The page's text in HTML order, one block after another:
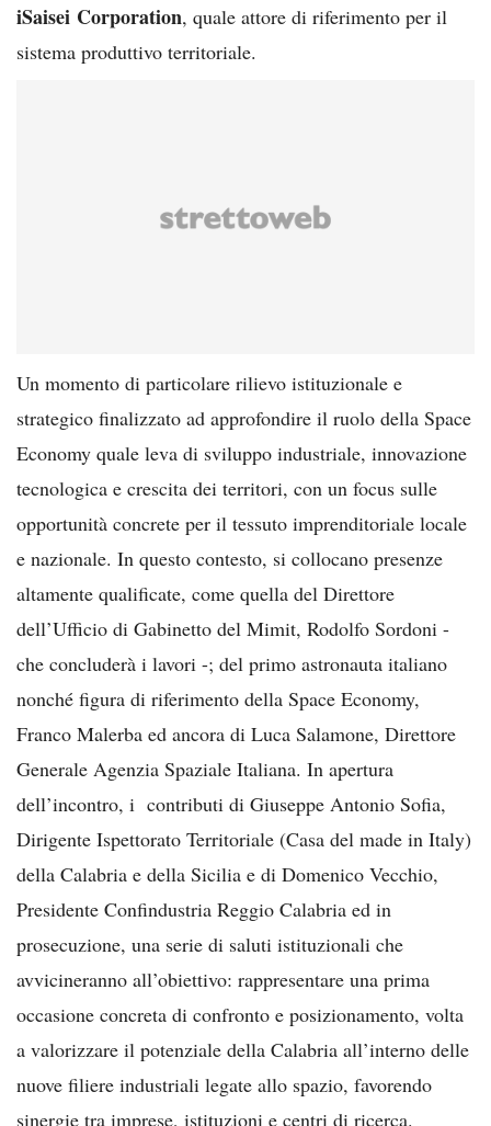
iSaisei Corporation, quale attore di riferimento per il
sistema produttivo territoriale.
Un momento di particolare rilievo istituzionale e
strategico finalizzato ad approfondire il ruolo della Space
Economy quale leva di sviluppo industriale, innovazione
tecnologica e crescita dei territori, con un focus sulle
opportunità concrete per il tessuto imprenditoriale locale
e nazionale. In questo contesto, si collocano presenze
altamente qualificate, come quella del Direttore
dell’Ufficio di Gabinetto del Mimit, Rodolfo Sordoni -
che concluderà i lavori -; del primo astronauta italiano
nonché figura di riferimento della Space Economy,
Franco Malerba ed ancora di Luca Salamone, Direttore
Generale Agenzia Spaziale Italiana. In apertura
dell’incontro, i contributi di Giuseppe Antonio Sofia,
Dirigente Ispettorato Territoriale (Casa del made in Italy)
della Calabria e della Sicilia e di Domenico Vecchio,
Presidente Confindustria Reggio Calabria ed in
prosecuzione, una serie di saluti istituzionali che
avvicineranno all’obiettivo: rappresentare una prima
occasione concreta di confronto e posizionamento, volta
a valorizzare il potenziale della Calabria all’interno delle
nuove filiere industriali legate allo spazio, favorendo
sinergie tra imprese, istituzioni e centri di ricerca.